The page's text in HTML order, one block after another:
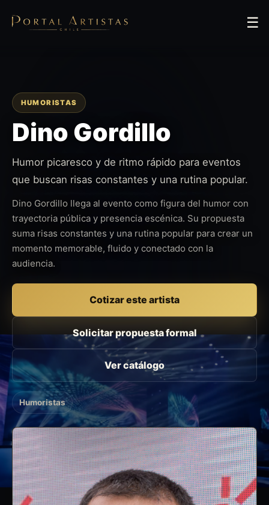
☰
HUMORISTAS
Dino Gordillo
Humor picaresco y de ritmo rápido para eventos
que buscan risas constantes y una rutina popular.
Dino Gordillo llega al evento como figura del humor con
trayectoria pública y presencia escénica. Su propuesta
suma risas constantes y una rutina popular para crear un
momento memorable, fluido y conectado con la
audiencia.
Cotizar este artista
Solicitar propuesta formal
Ver catálogo
Humoristas